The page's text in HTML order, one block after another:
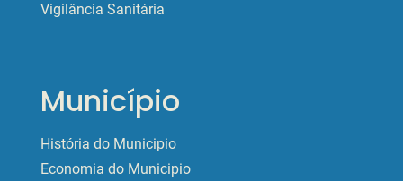
Vigilância Sanitária
Município
História do Municipio
Economia do Municipio